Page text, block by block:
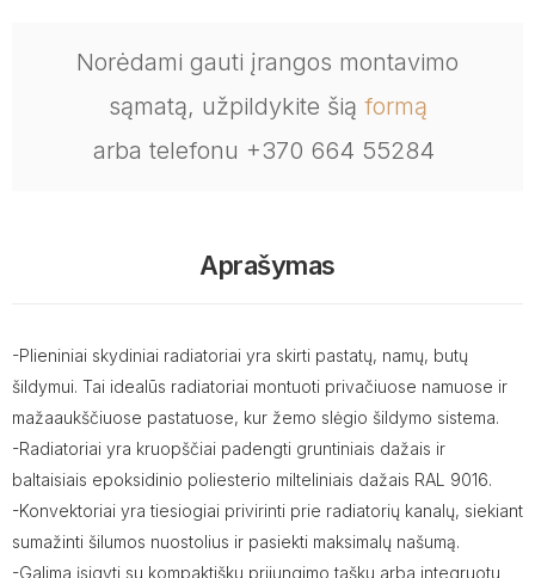
Norėdami gauti įrangos montavimo
sąmatą, užpildykite šią formą
arba telefonu +370 664 55284
Aprašymas
-Plieniniai skydiniai radiatoriai yra skirti pastatų, namų, butų
šildymui. Tai idealūs radiatoriai montuoti privačiuose namuose ir
mažaaukščiuose pastatuose, kur žemo slėgio šildymo sistema.
-Radiatoriai yra kruopščiai padengti gruntiniais dažais ir
baltaisiais epoksidinio poliesterio milteliniais dažais RAL 9016.
-Konvektoriai yra tiesiogiai privirinti prie radiatorių kanalų, siekiant
sumažinti šilumos nuostolius ir pasiekti maksimalų našumą.
-Galima įsigyti su kompaktišku prijungimo tašku arba integruotu